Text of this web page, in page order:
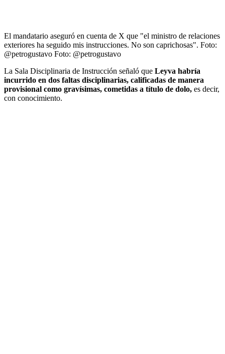
El mandatario aseguró en cuenta de X que "el ministro de relaciones
exteriores ha seguido mis instrucciones. No son caprichosas". Foto:
@petrogustavo Foto: @petrogustavo
La Sala Disciplinaria de Instrucción señaló que Leyva habría
incurrido en dos faltas disciplinarias, calificadas de manera
provisional como gravísimas, cometidas a título de dolo, es decir,
con conocimiento.